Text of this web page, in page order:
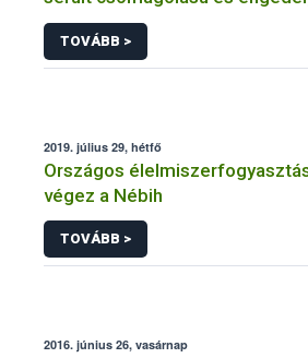
termékek is akadtak
TOVÁBB >
2019. július 29, hétfő
Országos
végez a Nébih
TOVÁBB >
2016. június 26, vasárnap